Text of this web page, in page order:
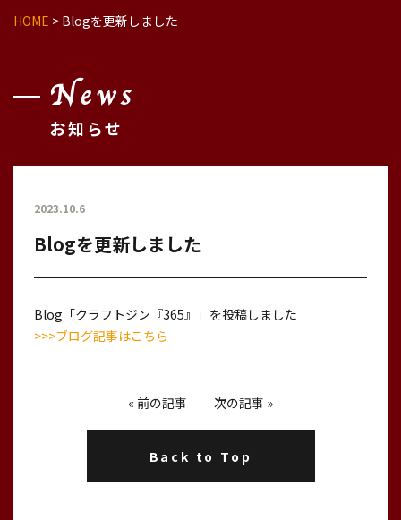
HOME > Blogを更新しました
News
お知らせ
2023.10.6
Blogを更新しました
Blog「クラフトジン『365』」を投稿しました
>>>ブログ記事はこちら
« 前の記事 次の記事 »
Back to Top